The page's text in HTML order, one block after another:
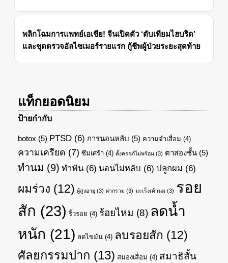
พลิกโฉมการแพทย์เอเชีย! จีนเปิดตัว ‘ตับเทียมไฮบริด’
และชุดตรวจอัลไซเมอร์รายแรก กู้ชีพผู้ป่วยระยะสุดท้าย
แท็กยอดนิยม
ป้ายกำกับ
botox (5) PTSD (6) การนอนหลับ (5) ความจำเสื่อม (4)
ความเครียด (7) ซึมเศร้า (4) ตั้งครรภ์ไม่พร้อม (3) ตาสองชั้น (5)
ทำนม (9) ทำฟัน (6) นอนไม่หลับ (6) ปลูกผม (6)
ผมร่วง (12) ผู้สูงอายุ (3) ผ่ากราม (3) มะเร็งเต้านม (3) รอย
สัก (23) ริ้วรอย (4) ร้อยไหม (8) ลดน้ำ
หนัก (21) ลดไขมัน (4) ลบรอยสัก (12)
ศัลยกรรมปาก (13) สมองเสื่อม (4) สมาธิสั้น